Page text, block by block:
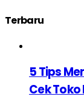
Terbaru
5 Tips
Cek